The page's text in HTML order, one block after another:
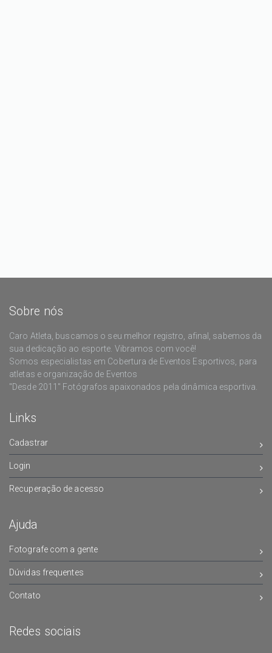
Sobre nós
Caro Atleta, buscamos o seu melhor registro, afinal, sabemos da
sua dedicação ao esporte. Vibramos com você!
Somos especialistas em Cobertura de Eventos Esportivos, para
atletas e organização de Eventos
"Desde 2011" Fotógrafos apaixonados pela dinâmica esportiva.
Links
Cadastrar
Login
Recuperação de acesso
Ajuda
Fotografe com a gente
Dúvidas frequentes
Contato
Redes sociais